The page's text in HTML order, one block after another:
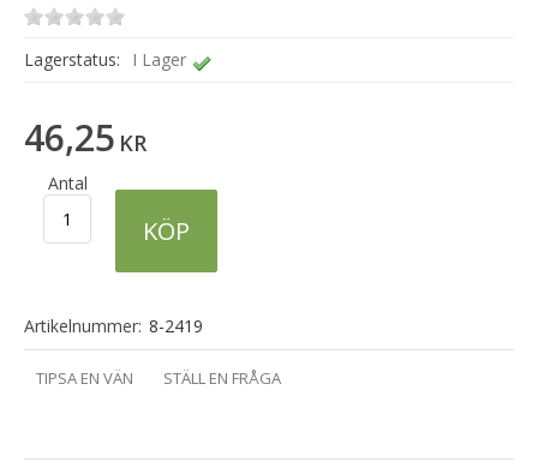
Lagerstatus: I Lager
46,25 KR
Antal
KÖP
Artikelnummer: 8-2419
TIPSA EN VÄN STÄLL EN FRÅGA